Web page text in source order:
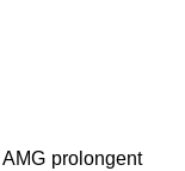
AMGprolongent